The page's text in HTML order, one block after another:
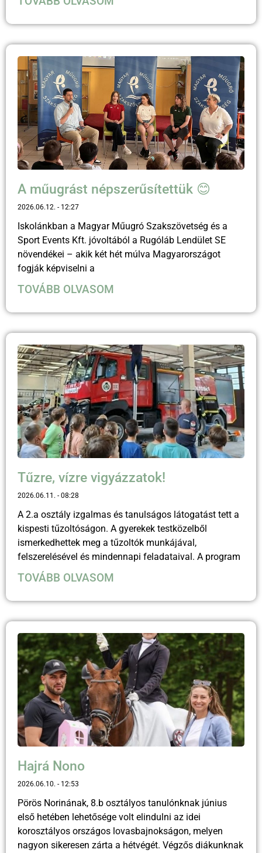
A műugrást népszerűsítettük 😊
2026.06.12. 12:27
Iskolánkban a Magyar Műugró Szakszövetség és a
Sport Events Kft. jóvoltából a Rugóláb Lendület SE
növendékei – akik két hét múlva Magyarországot
fogják képviselni a
TOVÁBB OLVASOM
Tűzre, vízre vigyázzatok!
2026.06.11. 08:28
A 2.a osztály izgalmas és tanulságos látogatást tett a
kispesti tűzoltóságon. A gyerekek testközelből
ismerkedhettek meg a tűzoltók munkájával,
felszerelésével és mindennapi feladataival. A program
TOVÁBB OLVASOM
Hajrá Nono
2026.06.10. 12:53
Pörös Norinának, 8.b osztályos tanulónknak június
első hetében lehetősége volt elindulni az idei
korosztályos országos lovasbajnokságon, melyen
nagyon sikeresen zárta a hétvégét. Végzős diákunknak